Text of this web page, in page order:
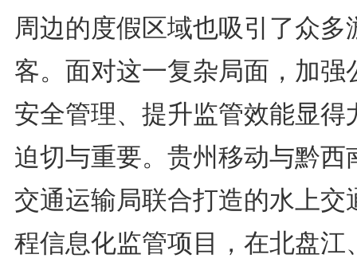
周边的度假区域也吸引了众多
客。面对这一复杂局面，加强
安全管理、提升监管效能显得
迫切与重要。贵州移动与黔西
交通运输局联合打造的水上交
程信息化监管项目，在北盘江